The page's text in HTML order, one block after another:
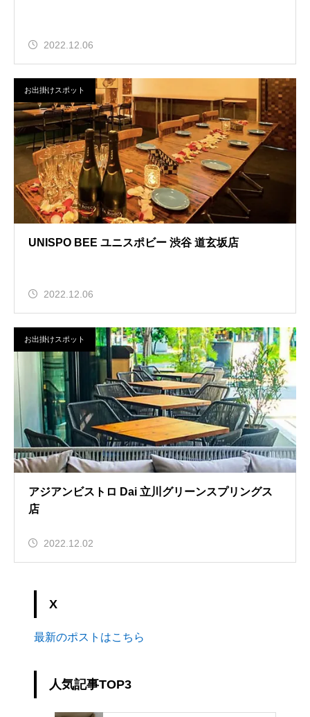
2022.12.06
お出掛けスポット
UNISPO BEE ユニスポビー 渋谷 道玄坂店
2022.12.06
お出掛けスポット
アジアンビストロ Dai 立川グリーンスプリングス
店
2022.12.02
X
最新のポストはこちら
人気記事TOP3